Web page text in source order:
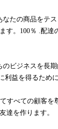
たの商品をテ
す。100％ .配達
のビジネスを長
利益を得るため
すべての顧客を
達を作ります。